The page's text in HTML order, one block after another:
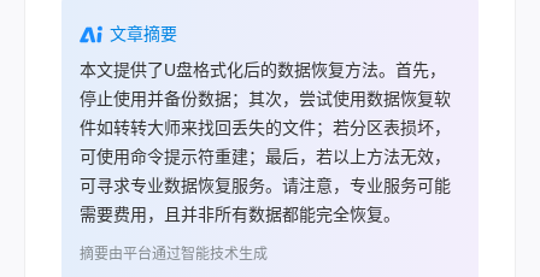
文章摘要
本文提供了U盘格式化后的数据恢复方法。首先，
停止使用并备份数据；其次，尝试使用数据恢复软
件如转转大师来找回丢失的文件；若分区表损坏，
可使用命令提示符重建；最后，若以上方法无效，
可寻求专业数据恢复服务。请注意，专业服务可能
需要费用，且并非所有数据都能完全恢复。
摘要由平台通过智能技术生成